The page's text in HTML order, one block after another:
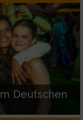
Deutschen